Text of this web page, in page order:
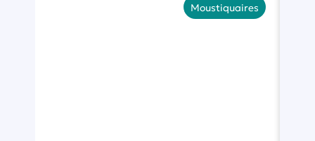
Moustiquaires